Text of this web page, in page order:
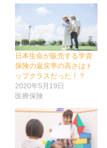
日本生命が販売する学資
保険の返戻率の高さはト
ップクラスだった！？
2020年5月19日
医療保険